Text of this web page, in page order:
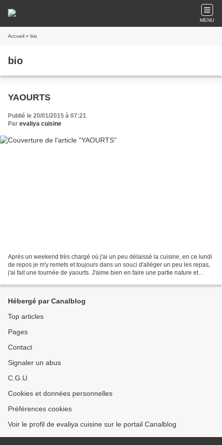
MENU
Accueil » bio
bio
YAOURTS
Publié le 20/01/2015 à 07:21
Par evaliya cuisine
Après un weekend très chargé où j'ai un peu délaissé la cuisine, en ce lundi
de repos je m'y remets et toujours dans un souci d'alléger un peu les repas,
j'ai fait une tournée de yaourts. J'aime bien en faire une partie nature et
Hébergé par Canalblog
Top articles
Pages
Contact
Signaler un abus
C.G.U.
Cookies et données personnelles
Préférences cookies
Voir le profil de evaliya cuisine sur le portail Canalblog